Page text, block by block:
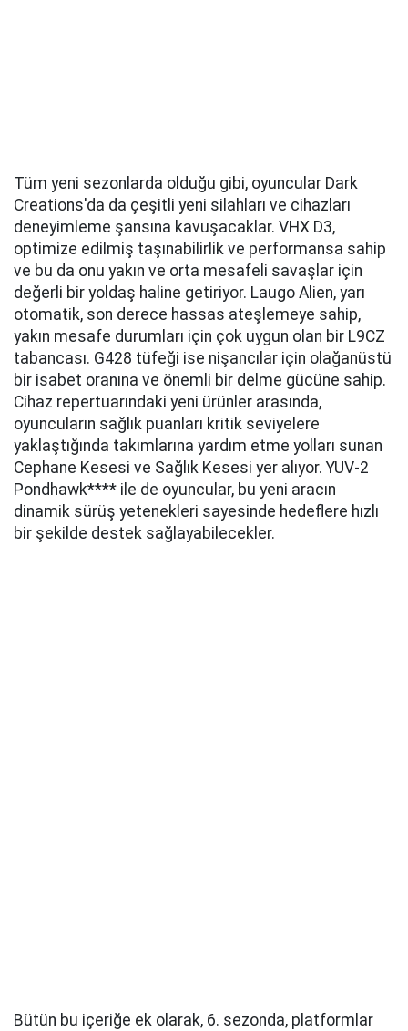
Tüm yeni sezonlarda olduğu gibi, oyuncular Dark
Creations'da da çeşitli yeni silahları ve cihazları
deneyimleme şansına kavuşacaklar. VHX D3,
optimize edilmiş taşınabilirlik ve performansa sahip
ve bu da onu yakın ve orta mesafeli savaşlar için
değerli bir yoldaş haline getiriyor. Laugo Alien, yarı
otomatik, son derece hassas ateşlemeye sahip,
yakın mesafe durumları için çok uygun olan bir L9CZ
tabancası. G428 tüfeği ise nişancılar için olağanüstü
bir isabet oranına ve önemli bir delme gücüne sahip.
Cihaz repertuarındaki yeni ürünler arasında,
oyuncuların sağlık puanları kritik seviyelere
yaklaştığında takımlarına yardım etme yolları sunan
Cephane Kesesi ve Sağlık Kesesi yer alıyor. YUV-2
Pondhawk**** ile de oyuncular, bu yeni aracın
dinamik sürüş yetenekleri sayesinde hedeflere hızlı
bir şekilde destek sağlayabilecekler.
Bütün bu içeriğe ek olarak, 6. sezonda, platformlar